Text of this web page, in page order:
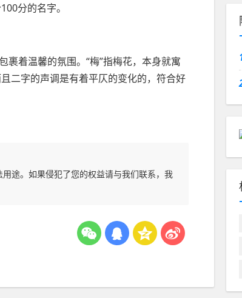
分的名字。
着温馨的氛围。“梅”指梅花，本身就寓
二字的声调是有着平仄的变化的，符合好
途。如果侵犯了您的权益请与我们联系，我